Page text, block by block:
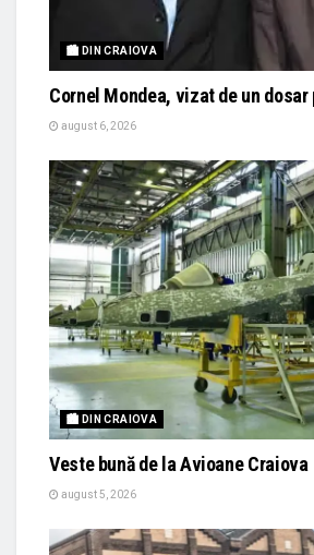
🏙 DIN CRAIOVA
Cornel Mondea, vizat de un dosar
august 6, 2026
🏙 DIN CRAIOVA
Veste bună de la Avioane Craiova
august 5, 2026